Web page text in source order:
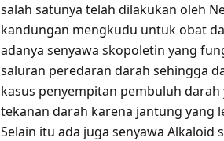
salah satunya telah dilakukan oleh
kandungan mengkudu untuk obat
adanya senyawa skopoletin yang
saluran peredaran darah sehingga
kasus penyempitan pembuluh
tekanan darah karena jantung yang
Selain itu ada juga senyawa